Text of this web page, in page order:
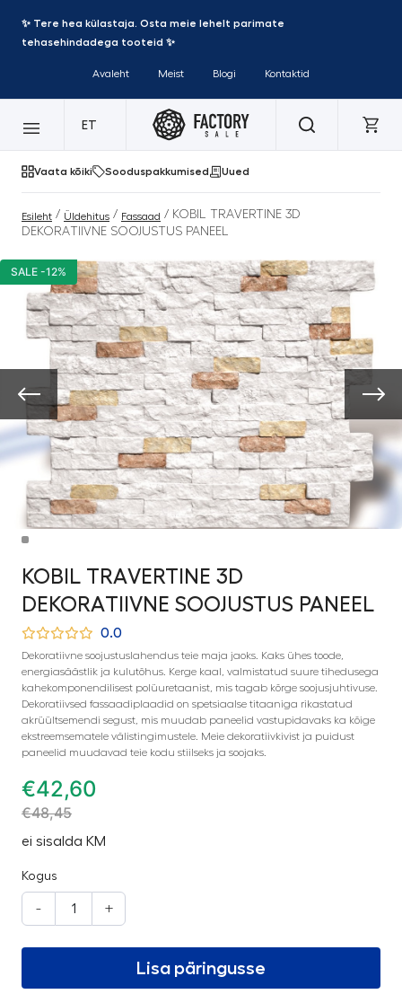
✨ Tere hea külastaja. Osta meie lehelt parimate
tehasehindadega tooteid ✨
Avaleht Meist Blogi Kontaktid
ET
Vaata kõiki Sooduspakkumised Uued
Esileht / Üldehitus / Fassaad / KOBIL TRAVERTINE 3D
DEKORATIIVNE SOOJUSTUS PANEEL
SALE -12%
KOBIL TRAVERTINE 3D
DEKORATIIVNE SOOJUSTUS PANEEL
0.0
Dekoratiivne soojustuslahendus teie maja jaoks. Kaks ühes toode,
energiasäästlik ja kulutõhus. Kerge kaal, valmistatud suure tihedusega
kahekomponendilisest polüuretaanist, mis tagab kõrge soojusjuhtivuse.
Dekoratiivsed fassaadiplaadid on spetsiaalse titaaniga rikastatud
akrüültsemendi segust, mis muudab paneelid vastupidavaks ka kõige
ekstreemsematele välistingimustele. Meie dekoratiivkivist ja puidust
paneelid muudavad teie kodu stiilseks ja soojaks.
€42,60
€48,45
ei sisalda KM
Kogus
- +
Lisa päringusse